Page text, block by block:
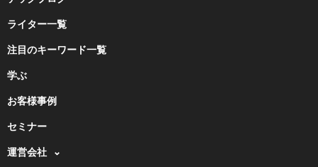
ライター一覧
注目のキーワード一覧
学ぶ
お客様事例
セミナー
運営会社